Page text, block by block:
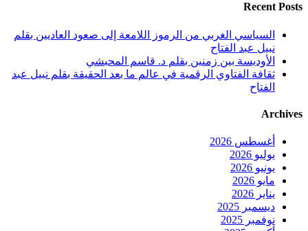
Recent Posts
السياسي الغربي من الرموز اللامعة إلى صعود العاديين بقلم
نبيل عبد الفتاح
الأوديسة بين زمنين بقلم د. قاسم المحبشي
ثقافة الفتاوي الرقمية في عالم ما بعد الحقيقة بقلم نبيل عبد
الفتاح
Archives
أغسطس 2026
يوليو 2026
يونيو 2026
مايو 2026
يناير 2026
ديسمبر 2025
نوفمبر 2025